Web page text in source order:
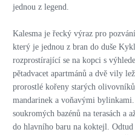
jednou z legend.
Kalesma je řecký výraz pro
který je jednou z bran do duše
rozprostírající se na kopci s
pětadvacet apartmánů a dvě vily
prorostlé kořeny starých
mandarinek a voňavými
soukromých bazénů na terasách a
do hlavního baru na koktejl. Odtud